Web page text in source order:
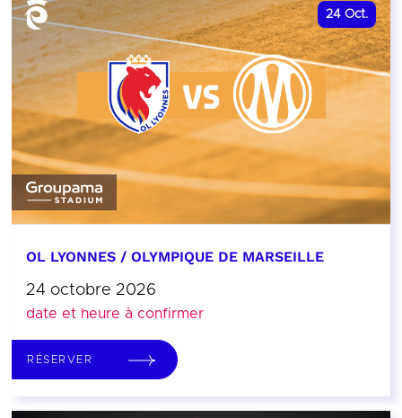
24 Oct.
OL LYONNES / OLYMPIQUE DE MARSEILLE
24 octobre 2026
date et heure à confirmer
RÉSERVER